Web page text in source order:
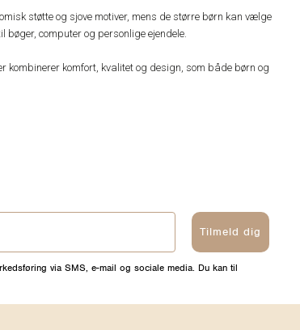
støtte og sjove motiver, mens de større børn kan vælge
computer og personlige ejendele.
kombinerer komfort, kvalitet og design, som både børn og
Tilmeld dig
via SMS, e-mail og sociale media. Du kan til